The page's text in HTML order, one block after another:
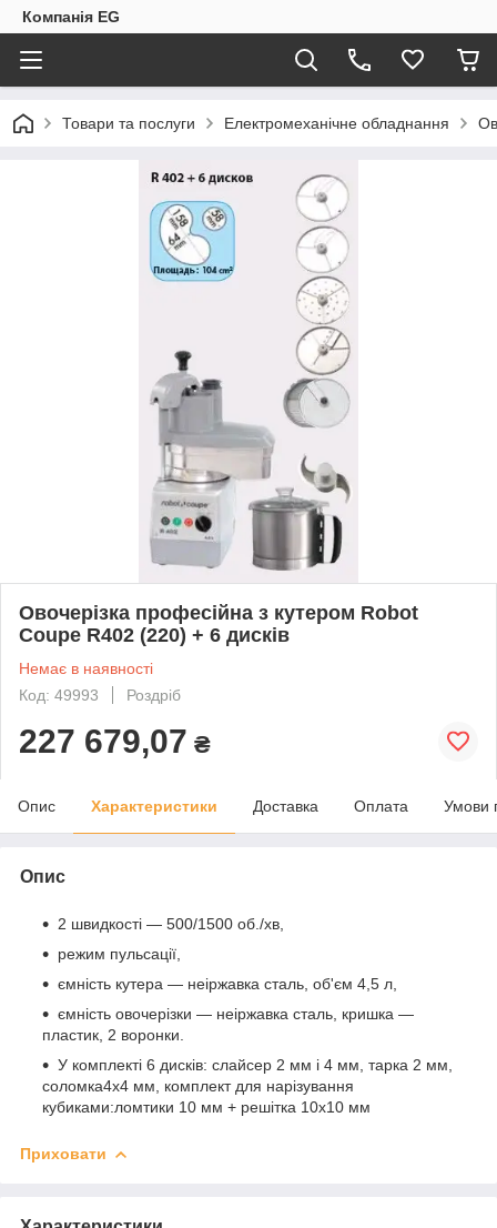
Компанія EG
Товари та послуги Електромеханічне обладнання
Овочерізка професійна з кутером Robot
Coupe R402 (220) + 6 дисків
Немає в наявності
Код: 49993
Роздріб
227 679,07 ₴
Опис Характеристики Доставка Оплата Умови
Опис
2 швидкості — 500/1500 об./хв,
режим пульсації,
ємність кутера — неіржавка сталь, об'єм 4,5 л,
ємність овочерізки — неіржавка сталь, кришка —
пластик, 2 воронки.
У комплекті 6 дисків: cлайсер 2 мм і 4 мм, тарка 2 мм,
соломка4x4 мм, комплект для нарізування
кубиками:ломтики 10 мм + решітка 10x10 мм
Приховати